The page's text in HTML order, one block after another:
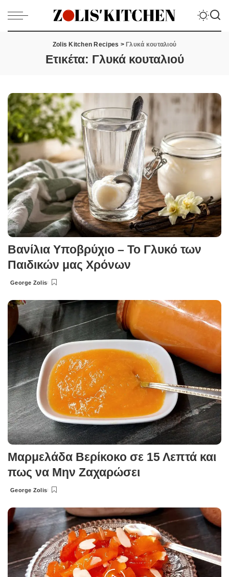
Zolis Kitchen Recipes > Γλυκά κουταλιού
Ετικέτα: Γλυκά κουταλιού
Βανίλια Υποβρύχιο – Το Γλυκό των
Παιδικών μας Χρόνων
Posted
George Zolis
Μαρμελάδα Βερίκοκο σε 15 Λεπτά και
πως να Μην Ζαχαρώσει
Posted
George Zolis